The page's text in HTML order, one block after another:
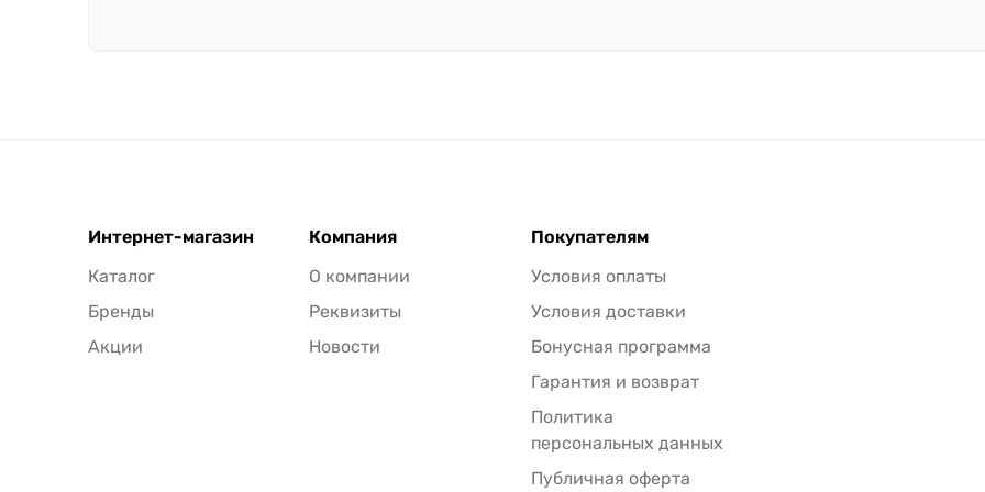
Интернет-магазин
Каталог
Бренды
Акции
Компания
О компании
Реквизиты
Новости
Покупателям
Условия оплаты
Условия доставки
Бонусная программа
Гарантия и возврат
Политика
персональных данных
Публичная оферта